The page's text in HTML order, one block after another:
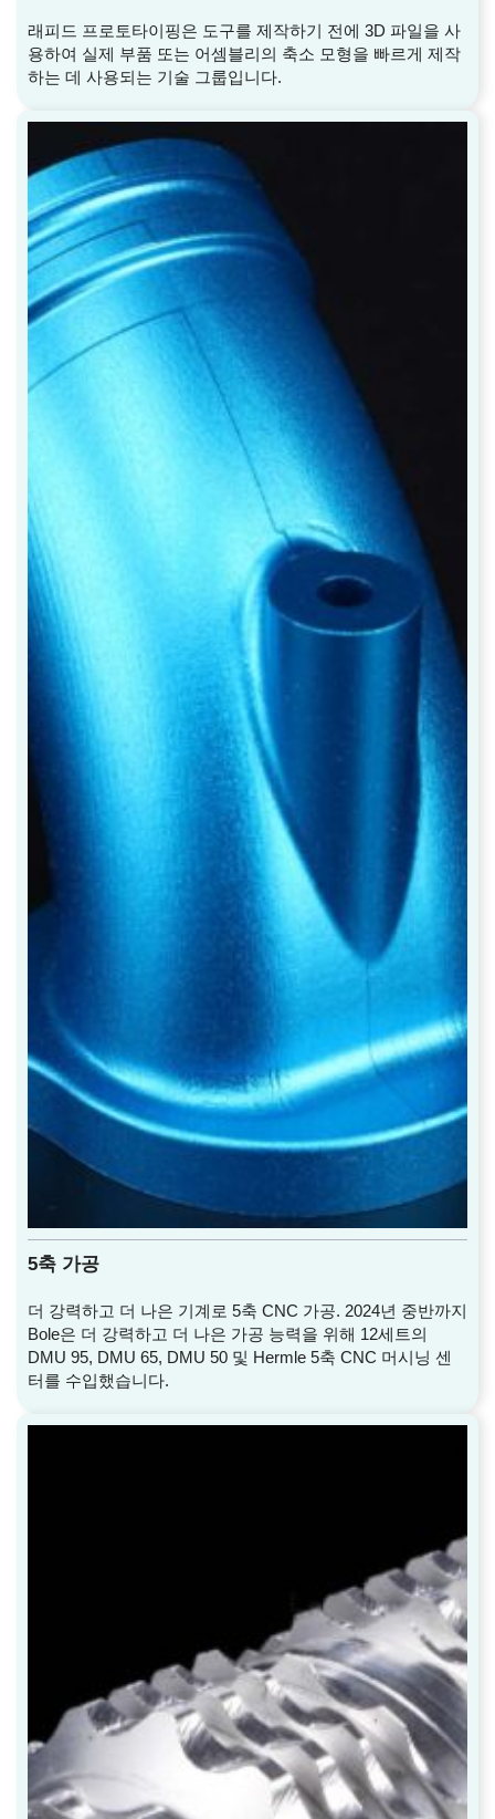
래피드 프로토타이핑은 도구를 제작하기 전에 3D 파일을 사
용하여 실제 부품 또는 어셈블리의 축소 모형을 빠르게 제작
하는 데 사용되는 기술 그룹입니다.
5축 가공
더 강력하고 더 나은 기계로 5축 CNC 가공. 2024년 중반까지
Bole은 더 강력하고 더 나은 가공 능력을 위해 12세트의
DMU 95, DMU 65, DMU 50 및 Hermle 5축 CNC 머시닝 센
터를 수입했습니다.